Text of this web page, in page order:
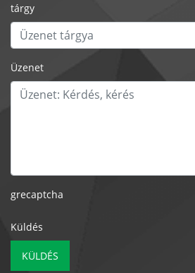
tárgy
Üzenet
grecaptcha
Küldés
KÜLDÉS